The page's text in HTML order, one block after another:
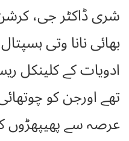
شری ڈاکٹر جی، کرشن
بھائی نانا وتی
ادویات کے کلینکل
تھے اورجن کو
عرصہ سے پھیپھڑوں